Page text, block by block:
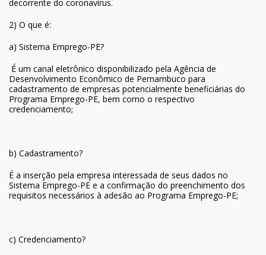
decorrente do coronavírus.
2) O que é:
a) Sistema Emprego-PE?
É um canal eletrônico disponibilizado pela Agência de
Desenvolvimento Econômico de Pernambuco para
cadastramento de empresas potencialmente beneficiárias do
Programa Emprego-PE, bem como o respectivo
credenciamento;
b) Cadastramento?
É a inserção pela empresa interessada de seus dados no
Sistema Emprego-PE e a confirmação do preenchimento dos
requisitos necessários à adesão ao Programa Emprego-PE;
c) Credenciamento?